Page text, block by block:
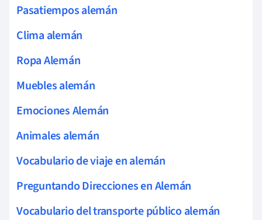
Pasatiempos alemán
Clima alemán
Ropa Alemán
Muebles alemán
Emociones Alemán
Animales alemán
Vocabulario de viaje en alemán
Preguntando Direcciones en Alemán
Vocabulario del transporte público alemán